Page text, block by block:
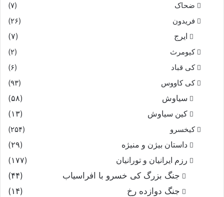
ضحاک
(۷)
فریدون
(۲۶)
ایرج
(۷)
کیومرث
(۲)
کی قباد
(۶)
کی کاووس
(۹۳)
سیاوش
(۵۸)
کین سیاوش
(۱۳)
کیخسرو
(۲۵۴)
داستان بیژن و منیژه
(۲۹)
رزم ایرانیان و تورانیان
(۱۷۷)
جنگ بزرگ کی خسرو با افراسیاب
(۴۴)
جنگ دوازده رخ
(۱۴)